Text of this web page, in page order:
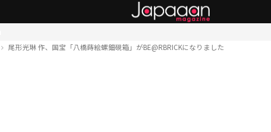
尾形光琳 作、国宝「八橋蒔絵螺鈿硯箱」がBE@RBRICKになりました